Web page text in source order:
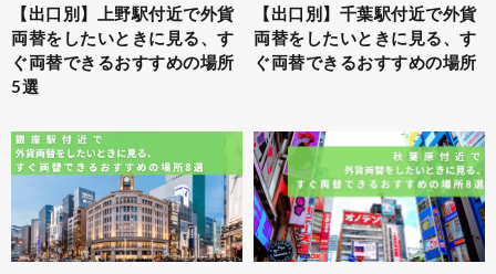
【出口別】上野駅付近で外貨
両替をしたいときに見る、す
ぐ両替できるおすすめの場所
5選
【出口別】千葉駅付近で外貨
両替をしたいときに見る、す
ぐ両替できるおすすめの場所